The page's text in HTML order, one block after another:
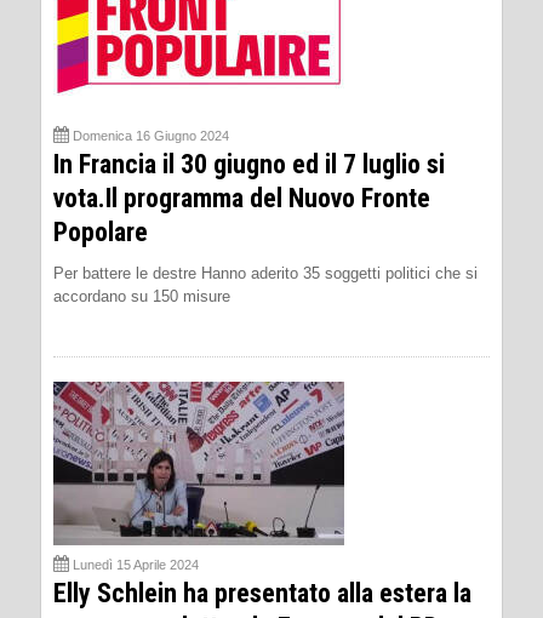
Domenica 16 Giugno 2024
In Francia il 30 giugno ed il 7 luglio si
vota.Il programma del Nuovo Fronte
Popolare
Per battere le destre Hanno aderito 35 soggetti politici che si
accordano su 150 misure
Lunedì 15 Aprile 2024
Elly Schlein ha presentato alla estera la